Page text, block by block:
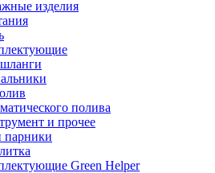
изделия
полива
и прочее
Green Helper